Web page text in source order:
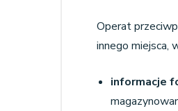
Operat
innego miejsca,
informacje